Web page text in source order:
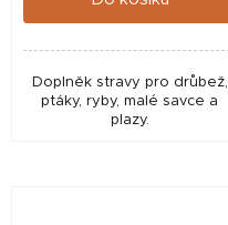
Doplněk stravy pro drůbež,
ptáky, ryby, malé savce a
plazy.